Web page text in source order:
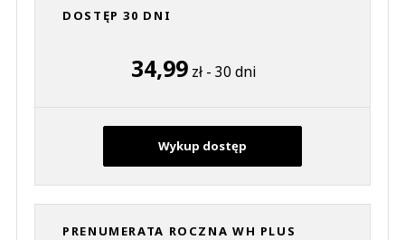
DOSTĘP 30 DNI
34,99 zł - 30 dni
Wykup dostęp
PRENUMERATA ROCZNA WH PLUS